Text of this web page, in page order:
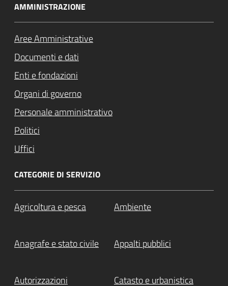
AMMINISTRAZIONE
Aree Amministrative
Documenti e dati
Enti e fondazioni
Organi di governo
Personale amministrativo
Politici
Uffici
CATEGORIE DI SERVIZIO
Agricoltura e pesca Ambiente
Anagrafe e stato civile Appalti pubblici
Autorizzazioni Catasto e urbanistica